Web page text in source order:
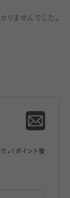
りませんでした。
+1ポイント獲